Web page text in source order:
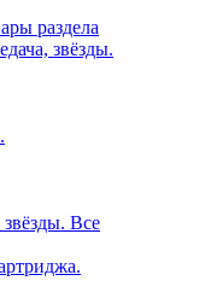
раздела
звёзды.
Все